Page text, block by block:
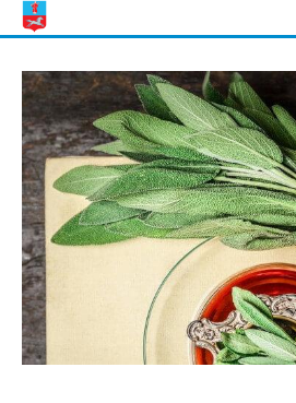
Skip
to